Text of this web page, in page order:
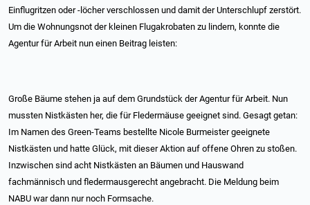
Einflugritzen oder -löcher verschlossen und damit der Unterschlupf zerstört.
Um die Wohnungsnot der kleinen Flugakrobaten zu lindern, konnte die
Agentur für Arbeit nun einen Beitrag leisten:
Große Bäume stehen ja auf dem Grundstück der Agentur für Arbeit. Nun
mussten Nistkästen her, die für Fledermäuse geeignet sind. Gesagt getan:
Im Namen des Green-Teams bestellte Nicole Burmeister geeignete
Nistkästen und hatte Glück, mit dieser Aktion auf offene Ohren zu stoßen.
Inzwischen sind acht Nistkästen an Bäumen und Hauswand
fachmännisch und fledermausgerecht angebracht. Die Meldung beim
NABU war dann nur noch Formsache.